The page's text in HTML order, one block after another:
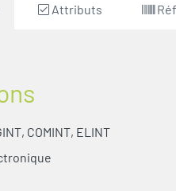
Attributs
COMINT, ELINT